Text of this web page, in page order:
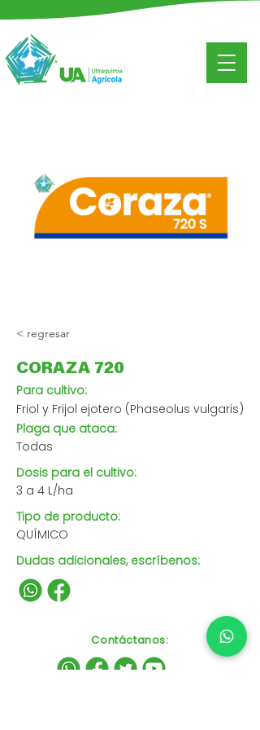
< regresar
CORAZA 720
Para cultivo:
Friol y Frijol ejotero (Phaseolus vulgaris)
Plaga que ataca:
Todas
Dosis para el cultivo:
3 a 4 L/ha
Tipo de producto:
QUÍMICO
Dudas adicionales, escríbenos:
Contáctanos: